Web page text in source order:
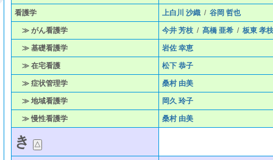
看護学 上白川 沙織/ 谷岡 哲也
≫ がん看護学 今井 芳枝/ 髙橋 亜希/ 板東 孝枝
≫ 基礎看護学 岩佐 幸恵
≫ 在宅看護 松下 恭子
≫ 症状管理学 桑村 由美
≫ 地域看護学 岡久 玲子
≫ 慢性看護学 桑村 由美
き